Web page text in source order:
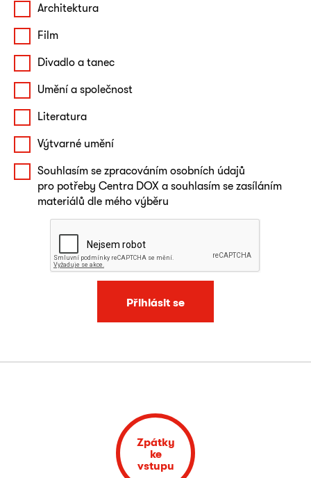
Architektura
Film
Divadlo a tanec
Umění a společnost
Literatura
Výtvarné umění
Souhlasím se zpracováním osobních údajů
pro potřeby Centra DOX a souhlasím se zasíláním
materiálů dle mého výběru
Přihlásit se
Zpátky
ke
vstupu